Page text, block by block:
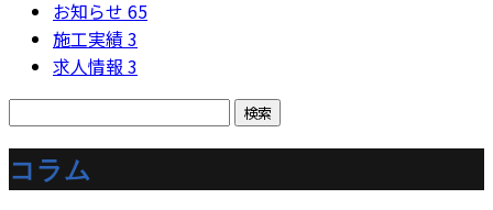
お知らせ 65
施工実績3
求人情報 3
コラム